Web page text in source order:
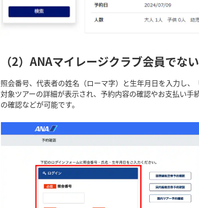
（2）ANAマイレージクラブ会員でな
照会番号、代表者の姓名（ローマ字）と生年月日を入力し、
対象ツアーの詳細が表示され、予約内容の確認やお支払い手
の確認などが可能です。